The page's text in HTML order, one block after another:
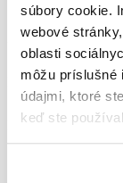
súbory cookie.
webové
oblasti
môžu príslušné
údajmi, ktoré
keď ste
AKRYLÁTOVÁ
PENETRACIE
PRÍSLUŠENSTVO